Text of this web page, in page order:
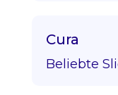
Cura
Beliebte